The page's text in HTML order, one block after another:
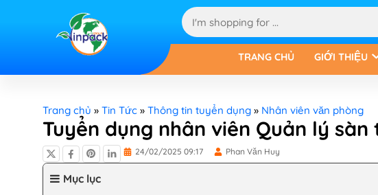
TRANG CHỦ GIỚI THIỆU
Trang chủ » Tin Tức » Thông tin tuyển dụng » Nhân viên văn phòng
Tuyển dụng nhân viên Quản lý
24/02/2025 09:17 Phan Văn Huy
Mục lục